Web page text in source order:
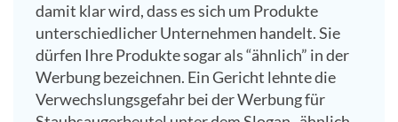
damit klar wird, dass es sich um Produkte
unterschiedlicher Unternehmen handelt. Sie
dürfen Ihre Produkte sogar als “ähnlich” in der
Werbung bezeichnen. Ein Gericht lehnte die
Verwechslungsgefahr bei der Werbung für